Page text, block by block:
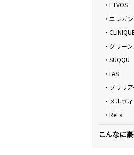
・ETVOS
・エレガン
・CLINIQUE
・グリー
・SUQQU
・FAS
・ブリリア
・メルヴ
・ReFa
こんなに